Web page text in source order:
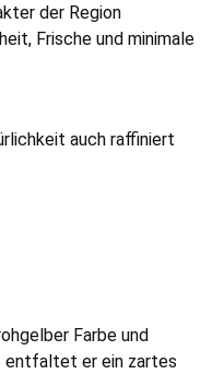
der Region
Frische und minimale
auch raffiniert
Farbe und
entfaltet er ein zartes